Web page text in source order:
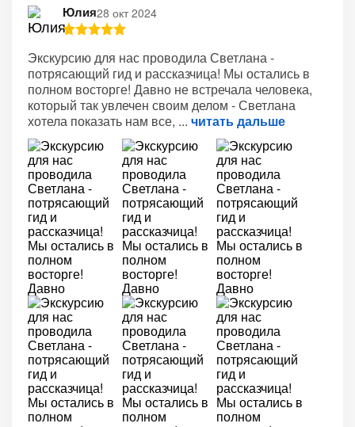
Юлия28 окт 2024
Экскурсию для нас проводила Светлана -
потрясающий гид и рассказчица! Мы остались в
полном восторге! Давно не встречала человека,
который так увлечен своим делом - Светлана
хотела показать нам все,
читать дальше